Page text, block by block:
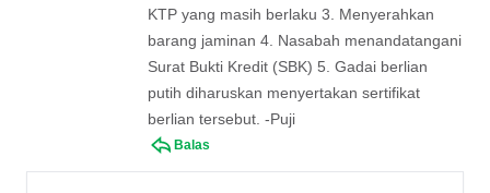
KTP yang masih berlaku 3. Menyerahkan
barang jaminan 4. Nasabah menandatangani
Surat Bukti Kredit (SBK) 5. Gadai berlian
putih diharuskan menyertakan sertifikat
berlian tersebut. -Puji
Balas